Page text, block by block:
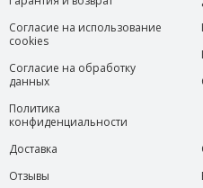
Согласие на использование
cookies
Согласие на обработку
данных
Политика
конфиденциальности
Доставка
Отзывы